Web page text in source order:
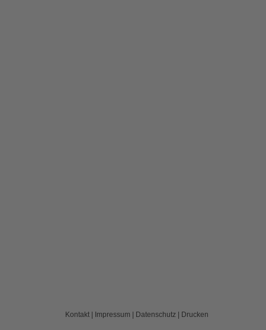
Kontakt Impressum Datenschutz Drucken